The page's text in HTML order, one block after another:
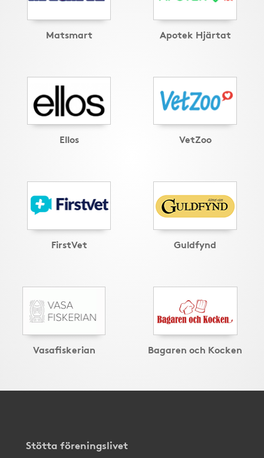
Matsmart Apotek Hjärtat
Ellos VetZoo
FirstVet Guldfynd
Vasafiskerian Bagaren och Kocken
Stötta föreningslivet